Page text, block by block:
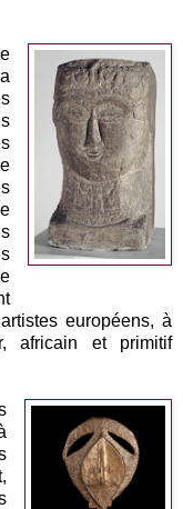
européens, à
africain et primitif